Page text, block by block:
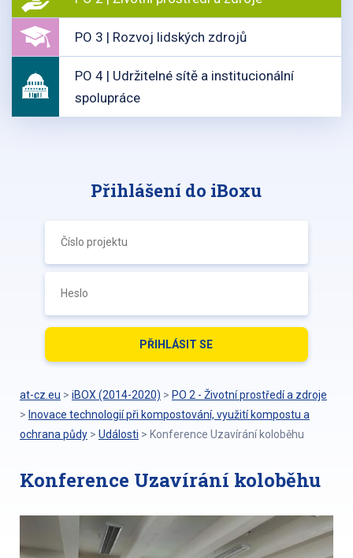
PO 3 | Rozvoj lidských zdrojů
PO 4 | Udržitelné sítě a institucionální
spolupráce
Přihlášení do iBoxu
at-cz.eu > iBOX (2014-2020) > PO 2 - Životní prostředí a zdroje
> Inovace technologií při kompostování, využití kompostu a
ochrana půdy > Události > Konference Uzavírání koloběhu
Konference Uzavírání koloběhu